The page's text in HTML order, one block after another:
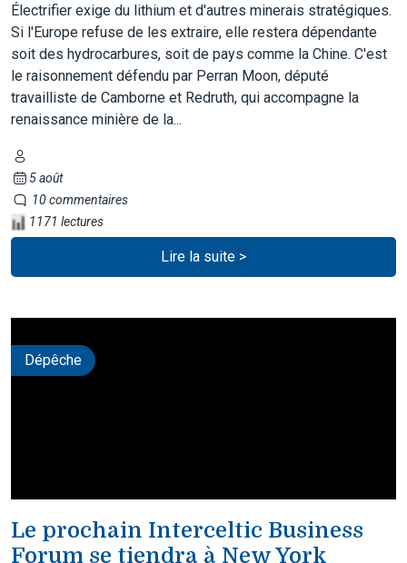
Électrifier exige du lithium et d'autres minerais stratégiques.
Si l'Europe refuse de les extraire, elle restera dépendante
soit des hydrocarbures, soit de pays comme la Chine. C'est
le raisonnement défendu par Perran Moon, député
travailliste de Camborne et Redruth, qui accompagne la
renaissance minière de la...
5 août
10 commentaires
1171 lectures
Lire la suite >
Dépêche
Le prochain Interceltic Business
Forum se tiendra à New York